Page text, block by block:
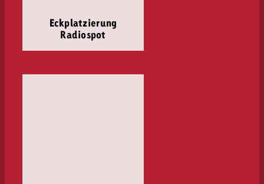
Eckplatzierung
Radiospot